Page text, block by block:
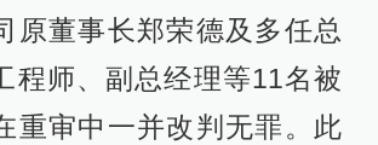
原董事长郑荣德及多任总
程师、副总经理等11名被
重审中一并改判无罪。此